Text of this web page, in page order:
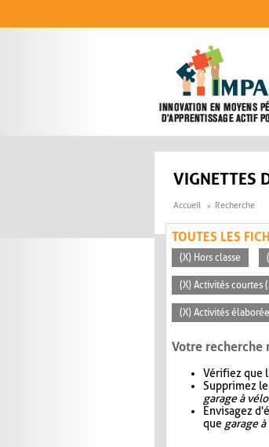
VIGNETTES
Accueil Recherche
TOUTES LES
(X) Hors classe
(X) Activités courtes
(X) Activités
Votre recherche
Vérifiez que
Supprimez
garage à vélo
Envisagez
que garage